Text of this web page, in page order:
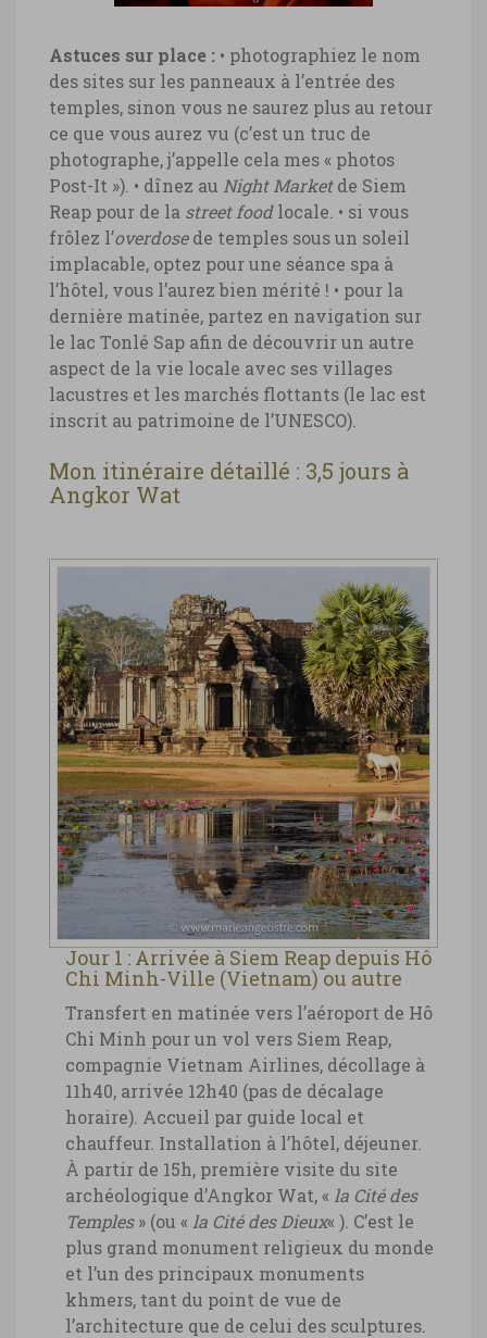
Astuces sur place : • photographiez le nom
des sites sur les panneaux à l’entrée des
temples, sinon vous ne saurez plus au retour
ce que vous aurez vu (c’est un truc de
photographe, j’appelle cela mes « photos
Post-It »). • dînez au Night Marketde Siem
Reap pour de la street foodlocale. • si vous
frôlez l’overdosede temples sous un soleil
implacable, optez pour une séance spa à
l’hôtel, vous l’aurez bien mérité ! • pour la
dernière matinée, partez en navigation sur
le lac Tonlé Sap afin de découvrir un autre
aspect de la vie locale avec ses villages
lacustres et les marchés flottants (le lac est
inscrit au patrimoine de l’UNESCO).
Mon itinéraire détaillé : 3,5 jours à
Angkor Wat
Jour 1 : Arrivée à Siem Reap depuis Hô
Chi Minh-Ville (Vietnam) ou autre
Transfert en matinée vers l’aéroport de Hô
Chi Minh pour un vol vers Siem Reap,
compagnie Vietnam Airlines, décollage à
11h40, arrivée 12h40 (pas de décalage
horaire). Accueil par guide local et
chauffeur. Installation à l’hôtel, déjeuner.
À partir de 15h, première visite du site
archéologique d’Angkor Wat, « la Cité des
Temples» (ou « la Cité des Dieux« ). C’est le
plus grand monument religieux du monde
et l’un des principaux monuments
khmers, tant du point de vue de
l’architecture que de celui des sculptures.